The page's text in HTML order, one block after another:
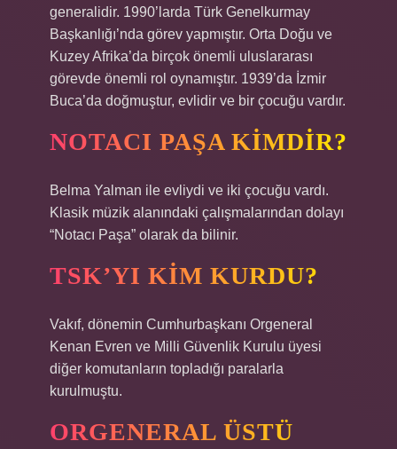
generalidir. 1990’larda Türk Genelkurmay
Başkanlığı’nda görev yapmıştır. Orta Doğu ve
Kuzey Afrika’da birçok önemli uluslararası
görevde önemli rol oynamıştır. 1939’da İzmir
Buca’da doğmuştur, evlidir ve bir çocuğu vardır.
NOTACI PAŞA KIMDIR?
Belma Yalman ile evliydi ve iki çocuğu vardı.
Klasik müzik alanındaki çalışmalarından dolayı
“Notacı Paşa” olarak da bilinir.
TSK’YI KIM KURDU?
Vakıf, dönemin Cumhurbaşkanı Orgeneral
Kenan Evren ve Milli Güvenlik Kurulu üyesi
diğer komutanların topladığı paralarla
kurulmuştu.
ORGENERAL ÜSTÜ